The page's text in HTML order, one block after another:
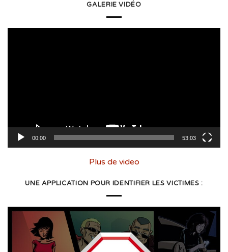
GALERIE VIDÉO
00:00 53:03
Plus de video
UNE APPLICATION POUR IDENTIFIER LES VICTIMES :